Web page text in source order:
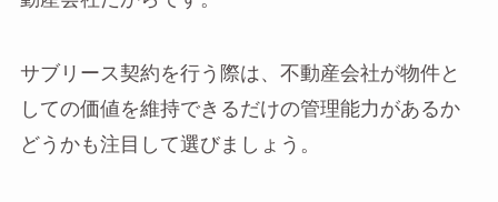
サブリース契約を行う際は、不動産会社が物件と
しての価値を維持できるだけの管理能力があるか
どうかも注目して選びましょう。